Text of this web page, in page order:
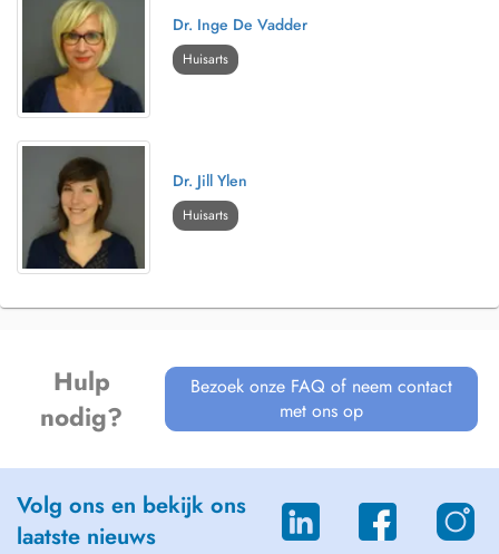
Dr. Inge De Vadder
Huisarts
Dr. Jill Ylen
Huisarts
Hulp
nodig?
Bezoek onze FAQ of neem contact
met ons op
Volg ons en bekijk ons
laatste nieuws